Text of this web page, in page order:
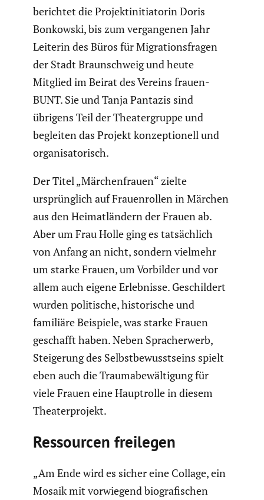
berichtet die Projekt­in­itia­torin Doris
Bonkowski, bis zum vergan­genen Jahr
Leiterin des Büros für Migra­ti­ons­fragen
der Stadt Braun­schweig und heute
Mitglied im Beirat des Vereins frauen­
BUNT. Sie und Tanja Pantazis sind
übrigens Teil der Theater­gruppe und
begleiten das Projekt konzep­tio­nell und
organi­sa­to­risch.
Der Titel „Märchen­frauen“ zielte
ursprüng­lich auf Frauen­rollen in Märchen
aus den Heimat­län­dern der Frauen ab.
Aber um Frau Holle ging es tatsäch­lich
von Anfang an nicht, sondern vielmehr
um starke Frauen, um Vorbilder und vor
allem auch eigene Erleb­nisse. Geschil­dert
wurden politi­sche, histo­ri­sche und
familiäre Beispiele, was starke Frauen
geschafft haben. Neben Sprach­er­werb,
Steige­rung des Selbst­be­wusst­seins spielt
eben auch die Trauma­be­wäl­ti­gung für
viele Frauen eine Haupt­rolle in diesem
Theater­pro­jekt.
Ressourcen freilegen
„Am Ende wird es sicher eine Collage, ein
Mosaik mit vorwie­gend biogra­fi­schen